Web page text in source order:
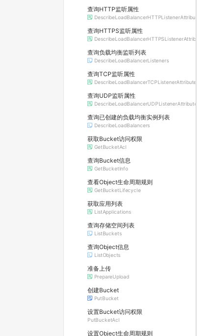
查询HTTP监听属性
DescribeLoadBalancerHTTPListenerAttribute
查询HTTPS监听属性
DescribeLoadBalancerHTTPSListenerAttribute
查询负载均衡监听列表
DescribeLoadBalancerListeners
查询TCP监听属性
DescribeLoadBalancerTCPListenerAttribute
查询UDP监听属性
DescribeLoadBalancerUDPListenerAttribute
查询已创建的负载均衡实例列表
DescribeLoadBalancers
获取Bucket访问权限
GetBucketAcl
查询Bucket信息
GetBucketInfo
查看Object生命周期规则
GetBucketLifecycle
获取应用列表
ListApplications
查询存储空间列表
ListBuckets
查询Object信息
ListObjects
准备上传
PrepareUpload
创建Bucket
PutBucket
设置Bucket访问权限
PutBucketAcl
设置Object生命周期规则